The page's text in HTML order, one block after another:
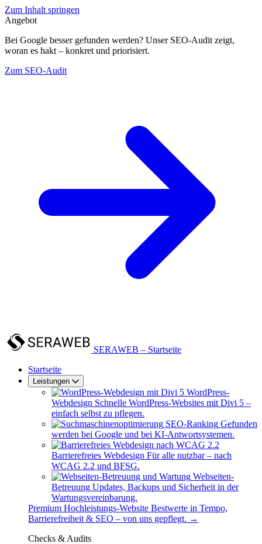
Zum Inhalt springen
Angebot
Bei Google besser gefunden werden? Unser SEO-Audit zeigt,
woran es hakt – konkret und priorisiert.
Zum SEO-Audit
SERAWEB – Startseite
Startseite
Leistungen
WordPress-
Webdesign Schnelle WordPress-Websites mit Divi 5 –
einfach selbst zu pflegen.
SEO-Ranking Gefunden
werden bei Google und bei KI-Antwortsystemen.
Barrierefreies Webdesign Für alle nutzbar – nach
WCAG 2.2 und BFSG.
Webseiten-
Betreuung Updates, Backups und Sicherheit in der
Wartungsvereinbarung.
Premium Hochleistungs-Website Bestwerte in Tempo,
Barrierefreiheit & SEO – von uns gepflegt. →
Checks & Audits